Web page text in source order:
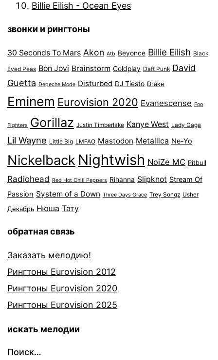
Billie Eilish - Ocean Eyes
звонки и рингтоны
30 Seconds To Mars Akon Atb Beyonce Billie Eilish Black
Eyed Peas Bon Jovi Brainstorm Coldplay Daft Punk David
Guetta Depeche Mode Disturbed DJ Tiesto Drake
Eminem Eurovision 2020 Evanescense Foo
Fighters Gorillaz Justin Timberlake Kanye West Lady Gaga
Lil Wayne Little Big LMFAO Mastodon Metallica Ne-Yo
Nickelback Nightwish NoiZe MC Pitbull
Radiohead Red Hot Chili Peppers Rihanna Slipknot Stream Of
Passion System of a Down Three Days Grace Trey Songz Usher
Декабрь Нюша Тату
обратная связь
Заказать мелодию!
Рингтоны Eurovision 2012
Рингтоны Eurovision 2020
Рингтоны Eurovision 2025
искать мелодии
Поиск…